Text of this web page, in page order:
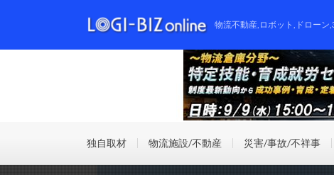
物流不動産,ロボット,ドローン
独自取材 物流施設/不動産 災害/事故/不祥事